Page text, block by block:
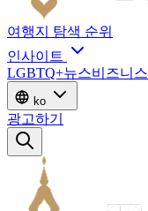
여행지 탐색 순위
인사이트
LGBTQ+뉴스비즈니스
ko
광고하기